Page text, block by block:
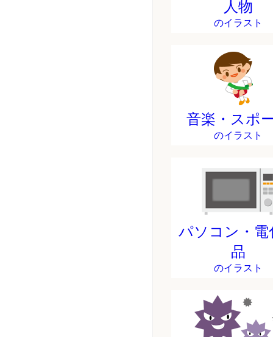
人物
のイラスト
音楽・スポ
のイラスト
パソコン・電
品
のイラスト